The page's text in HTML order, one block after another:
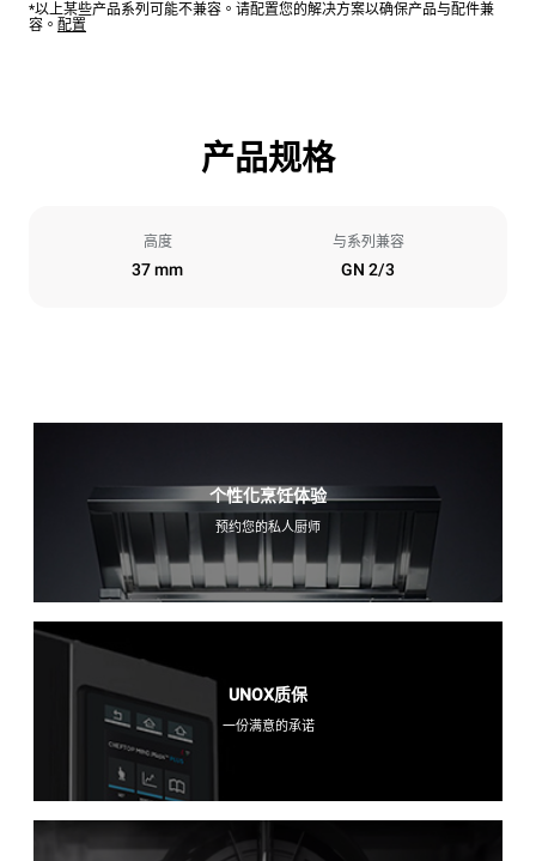
*以上某些产品系列可能不兼容。请配置您的解决方案以确保产品与配件兼
容。 配置
产品规格
高度
37 mm
与系列兼容
GN 2/3
个性化烹饪体验
预约您的私人厨师
UNOX质保
一份满意的承诺